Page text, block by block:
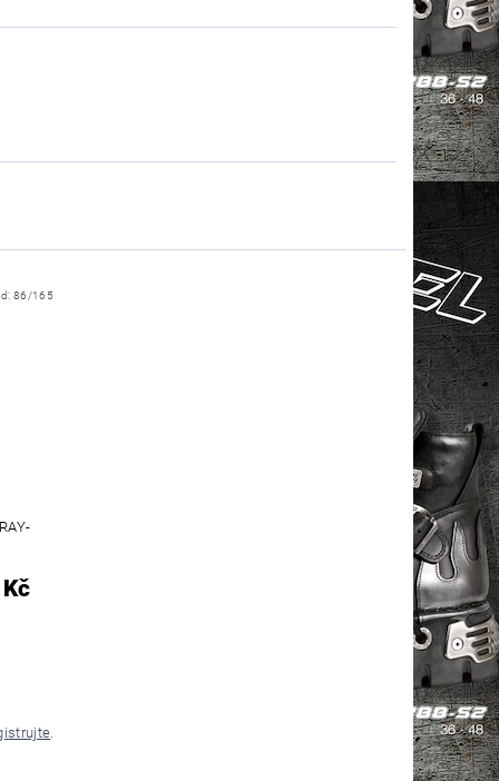
86/165